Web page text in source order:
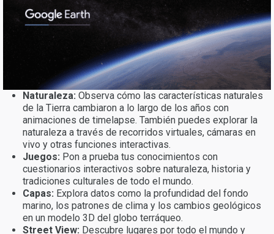
Naturaleza: Observa cómo las características naturales
de la Tierra cambiaron a lo largo de los años con
animaciones de timelapse. También puedes explorar la
naturaleza a través de recorridos virtuales, cámaras en
vivo y otras funciones interactivas.
Juegos: Pon a prueba tus conocimientos con
cuestionarios interactivos sobre naturaleza, historia y
tradiciones culturales de todo el mundo.
Capas: Explora datos como la profundidad del fondo
marino, los patrones de clima y los cambios geológicos
en un modelo 3D del globo terráqueo.
Street View: Descubre lugares por todo el mundo y